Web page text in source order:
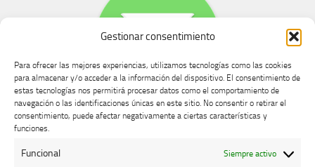
Gestionar consentimiento
Para ofrecer las mejores experiencias, utilizamos tecnologías como las cookies
para almacenar y/o acceder a la información del dispositivo. El consentimiento de
estas tecnologías nos permitirá procesar datos como el comportamiento de
navegación o las identificaciones únicas en este sitio. No consentir o retirar el
consentimiento, puede afectar negativamente a ciertas características y
funciones.
Funcional Siempre activo
Buzón de dudas, quejas y sugerencias